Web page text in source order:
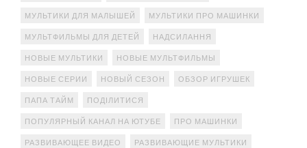
МУЛЬТИКИ ДЛЯ МАЛЫШЕЙ МУЛЬТИКИ ПРО МАШИНКИ
МУЛЬТФИЛЬМЫ ДЛЯ ДЕТЕЙ НАДСИЛАННЯ
НОВЫЕ МУЛЬТИКИ НОВЫЕ МУЛЬТФИЛЬМЫ
НОВЫЕ СЕРИИ НОВЫЙ СЕЗОН ОБЗОР ИГРУШЕК
ПАПА ТАЙМ ПОДІЛИТИСЯ
ПОПУЛЯРНЫЙ КАНАЛ НА ЮТУБЕ ПРО МАШИНКИ
РАЗВИВАЮЩЕЕ ВИДЕО РАЗВИВАЮЩИЕ МУЛЬТИКИ